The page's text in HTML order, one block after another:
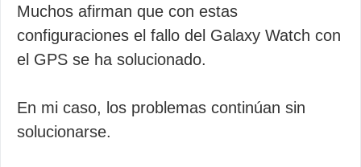
Muchos afirman que con estas
configuraciones el fallo del Galaxy Watch con
el GPS se ha solucionado.
En mi caso, los problemas continúan sin
solucionarse.